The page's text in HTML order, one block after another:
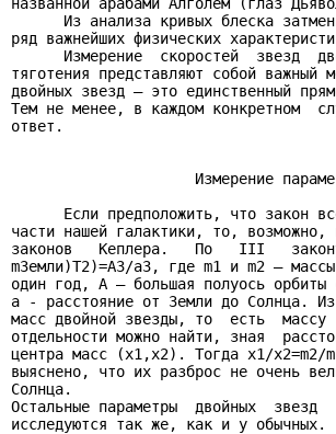
Из анализа кривых блеска
ряд важнейших физических
Измерение  скоростей  звезд
тяготения представляют собой
двойных звезд – это единственный
Тем не менее, в каждом конкретном
ответ.
Измерение
Если предположить, что закон
части нашей галактики, то, возможно,
законов   Кеплера.   По   III
mЗемли)T2)=A3/a3, где m1 и m2 –
один год, A – большая полуось
a - расстояние от Земли до Солнца.
масс двойной звезды, то  есть
отдельности можно найти, зная
центра масс (x1,x2). Тогда x1/x2=m2/
выяснено, что их разброс не очень
Солнца.
Остальные параметры  двойных
исследуются так же, как и у обычных.